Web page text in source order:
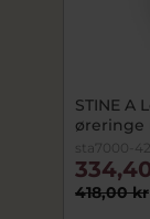
STINE A
øreringe
sta7000-42
418,00 kr